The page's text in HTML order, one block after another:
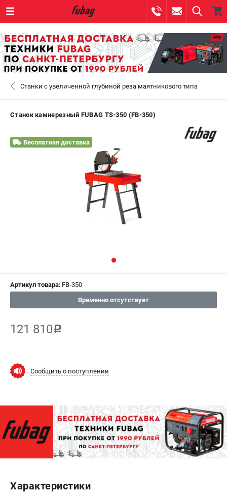
МАГАЗИНЫ
ВХОД ИЛИ РЕГИСТРАЦИЯ
ЗАКАЗАТЬ ЗАПЧАСТЬ
+7 (8112) 59-10-67 - ЗАКАЗ ЗАПЧАСТЕЙ
+7 (812) 317-60-57 - ЗАКАЗ ИЗДЕЛИЙ
САНКТ-ПЕТЕРБУРГ
0 ₽
Как нас найти
Юридическая информация
О бренде
Пользовательское соглашение
Способы оплаты
Станки с увеличенной глубиной реза маятникового типа
Станок камнерезный FUBAG TS-350 (FB-350)
Бесплатная доставка
Артикул товара: FB-350
Временно отсутствует
121 810c
Сообщить о поступлении
Характеристики